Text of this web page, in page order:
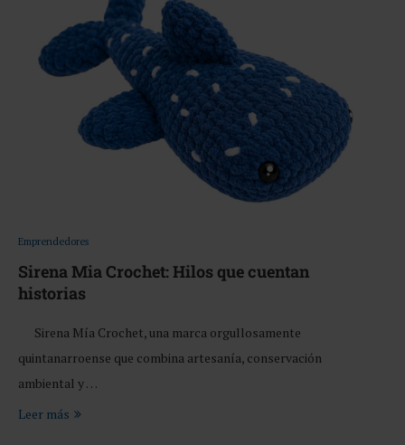
Emprendedores
Sirena Mia Crochet: Hilos que cuentan
historias
Sirena Mía Crochet, una marca orgullosamente
quintanarroense que combina artesanía, conservación
ambiental y …
Leer más